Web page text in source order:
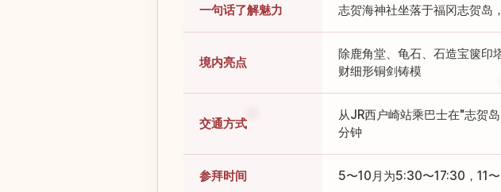
一句话了解魅力 志贺海神社坐落于福冈志贺岛
境内亮点
除鹿角堂、龟石、石造宝箧
财细形铜剑铸模
交通方式
从JR西户崎站乘巴士在"志贺
分钟
参拜时间 5〜10月为5:30〜17:30，11